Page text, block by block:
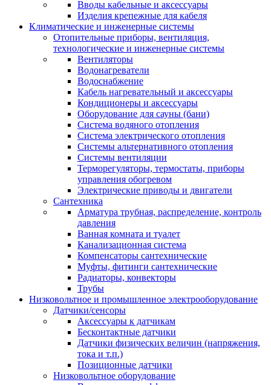
Вводы кабельные и аксессуары
Изделия крепежные для кабеля
Климатические и инженерные системы
Отопительные приборы, вентиляция,
технологические и инженерные системы
Вентиляторы
Водонагреватели
Водоснабжение
Кабель нагревательный и аксессуары
Кондиционеры и аксессуары
Оборудование для сауны (бани)
Система водяного отопления
Система электрического отопления
Системы альтернативного отопления
Системы вентиляции
Терморегуляторы, термостаты, приборы
управления обогревом
Электрические приводы и двигатели
Сантехника
Арматура трубная, распределение, контроль
давления
Ванная комната и туалет
Канализационная система
Компенсаторы сантехнические
Муфты, фитинги сантехнические
Радиаторы, конвекторы
Трубы
Низковольтное и промышленное электрооборудование
Датчики/сенсоры
Аксессуары к датчикам
Бесконтактные датчики
Датчики физических величин (напряжения,
тока и т.п.)
Позиционные датчики
Низковольтное оборудование